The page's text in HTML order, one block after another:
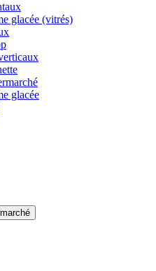
glacée (vitrés)
glacée